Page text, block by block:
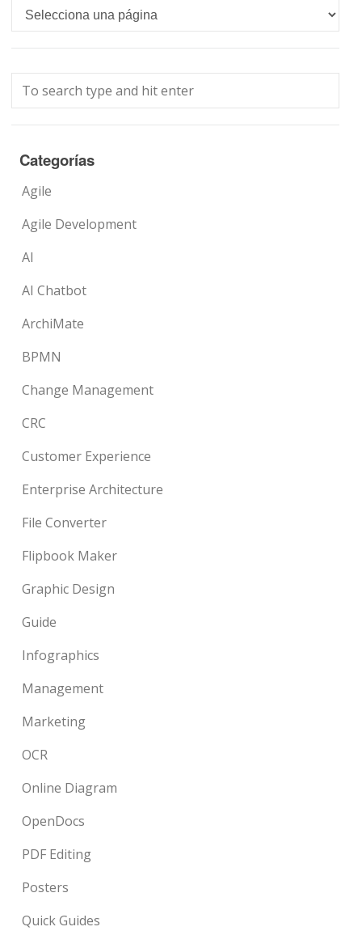
Languages
Categorías
Agile
Agile Development
AI
AI Chatbot
ArchiMate
BPMN
Change Management
CRC
Customer Experience
Enterprise Architecture
File Converter
Flipbook Maker
Graphic Design
Guide
Infographics
Management
Marketing
OCR
Online Diagram
OpenDocs
PDF Editing
Posters
Quick Guides